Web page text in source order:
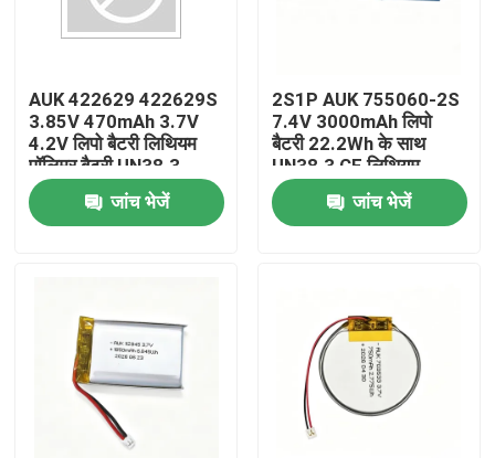
उत्पाद
AUK 422629 422629S
3.85V 470mAh 3.7V
4.2V लिपो बैटरी लिथियम
पॉलिमर बैटरी UN38.3
MSDS के साथ
जांच भेजें
2S1P AUK 755060-2S
7.4V 3000mAh लिपो
बैटरी 22.2Wh के साथ
UN38.3 CE लिथियम
पॉलिमर बैटरी चीन निर्माता
जांच भेजें